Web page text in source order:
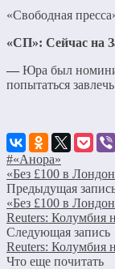
«Свободная
«СП»: Сейчас на
— Юра был
попытаться
#«Анора»
«Без £100 в
Предыдущая
«Без £100 в
Reuters: Колумбия
Следующая запись
Reuters: Колумбия
Что еще почитать